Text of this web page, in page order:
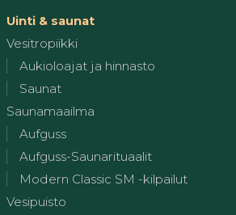
Uinti & saunat
Vesitropiikki
Aukioloajat ja hinnasto
Saunat
Saunamaailma
Aufguss
Aufguss-Saunarituaalit
Modern Classic SM -kilpailut
Vesipuisto